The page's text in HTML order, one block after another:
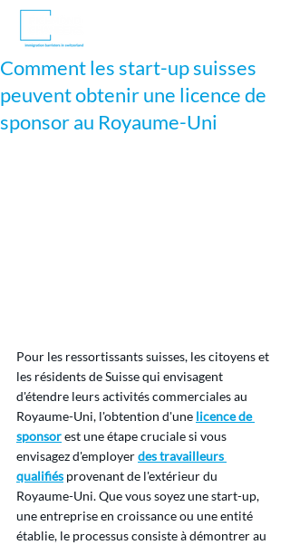
Comment les start-up suisses
peuvent obtenir une licence de
sponsor au Royaume-Uni
Pour les ressortissants suisses, les citoyens et
les résidents de Suisse qui envisagent
d'étendre leurs activités commerciales au
Royaume-Uni, l'obtention d'une licence de
sponsor est une étape cruciale si vous
envisagez d'employer des travailleurs
qualifiés provenant de l'extérieur du
Royaume-Uni. Que vous soyez une start-up,
une entreprise en croissance ou une entité
établie, le processus consiste à démontrer au